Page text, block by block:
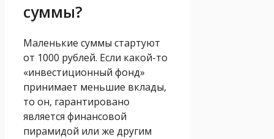
суммы?
Маленькие суммы стартуют
от 1000 рублей. Если какой-то
«инвестиционный фонд»
принимает меньшие вклады,
то он, гарантировано
является финансовой
пирамидой или же другим